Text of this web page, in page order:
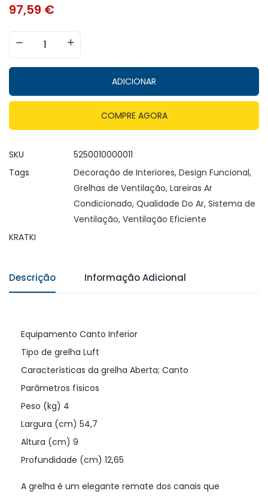
97,59 €
ADICIONAR
COMPRE AGORA
SKU
5250010000011
Tags
Decoração de Interiores, Design Funcional,
Grelhas de Ventilação, Lareiras Ar
Condicionado, Qualidade Do Ar, Sistema de
Ventilação, Ventilação Eficiente
KRATKI
Descrição Informação Adicional
Equipamento Canto Inferior
Tipo de grelha Luft
Características da grelha Aberta; Canto
Parâmetros físicos
Peso (kg) 4
Largura (cm) 54,7
Altura (cm) 9
Profundidade (cm) 12,65
A grelha é um elegante remate dos canais que